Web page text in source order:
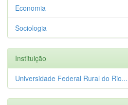
Economia
Sociologia
Instituição
Universidade Federal Rural do Rio...